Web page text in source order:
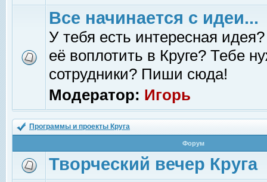
Все начинается с идеи...
У тебя есть интересная
её воплотить в Круге? Тебе
сотрудники? Пиши сюда!
Модератор: Игорь
Программы и проекты Круга
Форум
Творческий вечер Круга